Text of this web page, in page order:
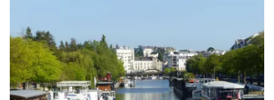
Продължете с имейл